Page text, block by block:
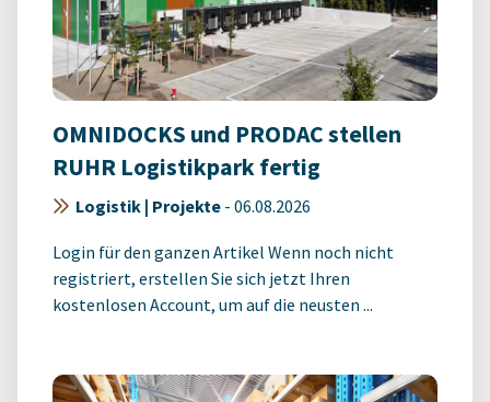
OMNIDOCKS und PRODAC stellen
RUHR Logistikpark fertig
Logistik | Projekte - 06.08.2026
Login für den ganzen Artikel Wenn noch nicht
registriert, erstellen Sie sich jetzt Ihren
kostenlosen Account, um auf die neusten ...